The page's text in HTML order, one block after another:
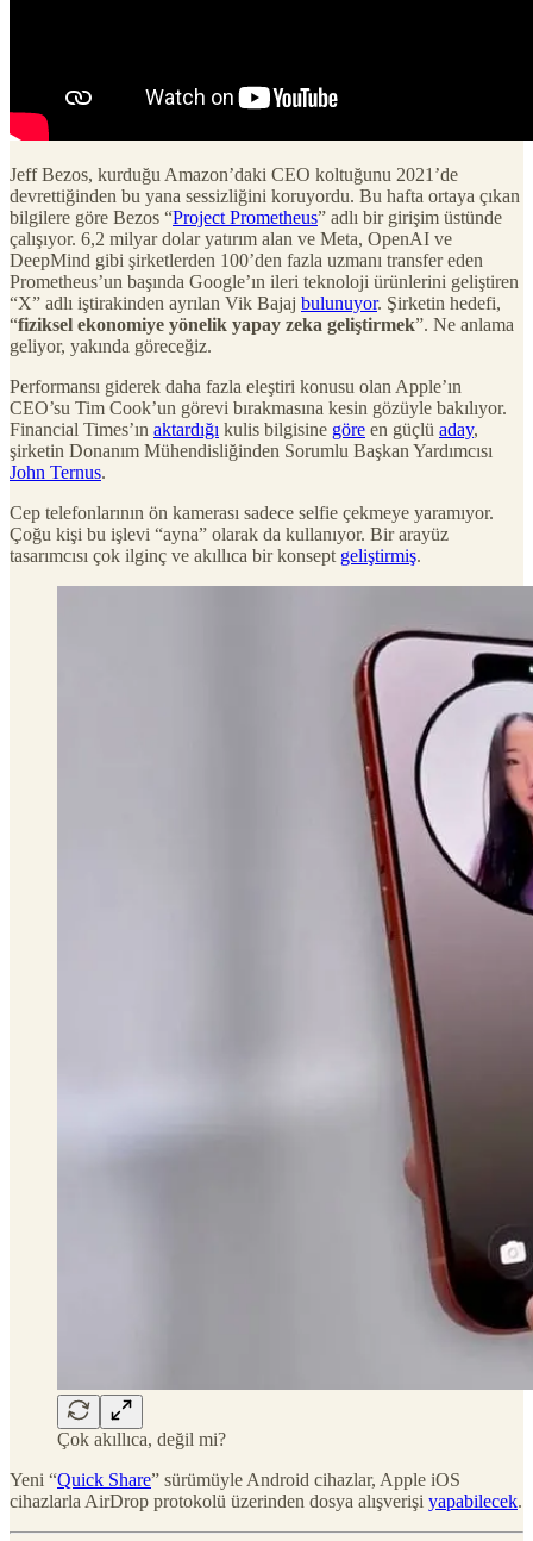
Jeff Bezos, kurduğu Amazon’daki CEO koltuğunu 2021’de
devrettiğinden bu yana sessizliğini koruyordu. Bu hafta ortaya çıkan
bilgilere göre Bezos “Project Prometheus” adlı bir girişim üstünde
çalışıyor. 6,2 milyar dolar yatırım alan ve Meta, OpenAI ve
DeepMind gibi şirketlerden 100’den fazla uzmanı transfer eden
Prometheus’un başında Google’ın ileri teknoloji ürünlerini geliştiren
“X” adlı iştirakinden ayrılan Vik Bajaj bulunuyor. Şirketin hedefi,
“fiziksel ekonomiye yönelik yapay zeka geliştirmek”. Ne anlama
geliyor, yakında göreceğiz.
Performansı giderek daha fazla eleştiri konusu olan Apple’ın
CEO’su Tim Cook’un görevi bırakmasına kesin gözüyle bakılıyor.
Financial Times’ın aktardığı kulis bilgisine göre en güçlü aday,
şirketin Donanım Mühendisliğinden Sorumlu Başkan Yardımcısı
John Ternus.
Cep telefonlarının ön kamerası sadece selfie çekmeye yaramıyor.
Çoğu kişi bu işlevi “ayna” olarak da kullanıyor. Bir arayüz
tasarımcısı çok ilginç ve akıllıca bir konsept geliştirmiş.
Çok akıllıca, değil mi?
Yeni “Quick Share” sürümüyle Android cihazlar, Apple iOS
cihazlarla AirDrop protokolü üzerinden dosya alışverişi yapabilecek.